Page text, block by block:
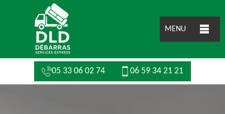
MENU
05 33 06 02 74 06 59 34 21 21